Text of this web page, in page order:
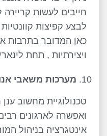
חייבים לעשות קריירה
לבצע קפיצות
כאן המדובר בתרבות
ויצירתיות , תחת
מערכות משאבי אנוש
טכנולוגיית מחשוב
ואפשרה לארגונים
אינטגרציה בניהול